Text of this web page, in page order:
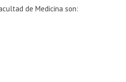
de Medicina son: